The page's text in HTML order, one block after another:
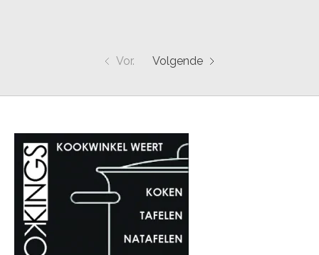
Vor. Volgende